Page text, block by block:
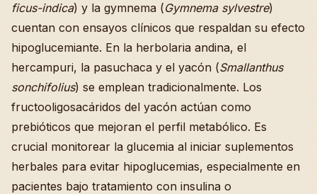
ficus-indica) y la gymnema (Gymnema sylvestre)
cuentan con ensayos clínicos que respaldan su efecto
hipoglucemiante. En la herbolaria andina, el
hercampuri, la pasuchaca y el yacón (Smallanthus
sonchifolius) se emplean tradicionalmente. Los
fructooligosacáridos del yacón actúan como
prebióticos que mejoran el perfil metabólico. Es
crucial monitorear la glucemia al iniciar suplementos
herbales para evitar hipoglucemias, especialmente en
pacientes bajo tratamiento con insulina o